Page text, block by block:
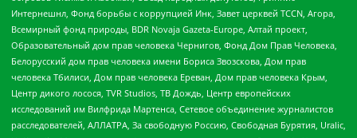
Интернешнл, Фонд борьбы с коррупцией Инк, Завет церквей TCCN, Агора,
Всемирный фонд природы, BDR Novaja Gazeta-Europe, Алтай проект,
Образовательный дом прав человека Чернигов, Фонд Дом Прав Человека,
Белорусский дом прав человека имени Бориса Звозскова, Дом прав
человека Тбилиси, Дом прав человека Ереван, Дом прав человека Крым,
Центр дикого лосося, TVR Studios, ТВ Дождь, Центр европейских
исследований им Вилфрида Мартенса, Сетевое объединение журналистов
расследователей, АЛЛАТРА, За свободную Россию, Свободная Бурятия, Uralic,